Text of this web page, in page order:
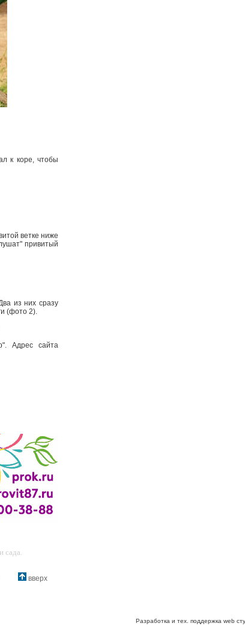
к коре, чтобы
ветке ниже
привитый
из них сразу
(фото 2).
Адрес сайта
сада.
вверх
Разработка и тех. поддержка web